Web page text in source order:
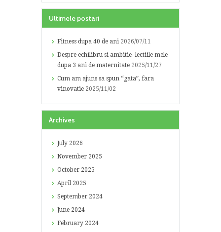
Ultimele postari
Fitness dupa 40 de ani 2026/07/11
Despre echilibru si ambitie- lectiile mele
dupa 3 ani de maternitate 2025/11/27
Cum am ajuns sa spun “gata”, fara
vinovatie 2025/11/02
Archives
July 2026
November 2025
October 2025
April 2025
September 2024
June 2024
February 2024